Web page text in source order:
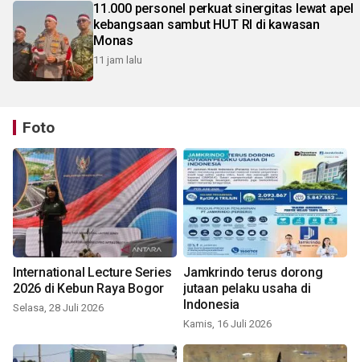
11.000 personel perkuat sinergitas lewat apel
kebangsaan sambut HUT RI di kawasan
Monas
11 jam lalu
Foto
International Lecture Series
2026 di Kebun Raya Bogor
Selasa, 28 Juli 2026
Jamkrindo terus dorong
jutaan pelaku usaha di
Indonesia
Kamis, 16 Juli 2026